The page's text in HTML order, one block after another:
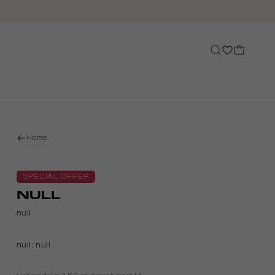
Home
SPECIAL OFFER
NULL
null
null: null